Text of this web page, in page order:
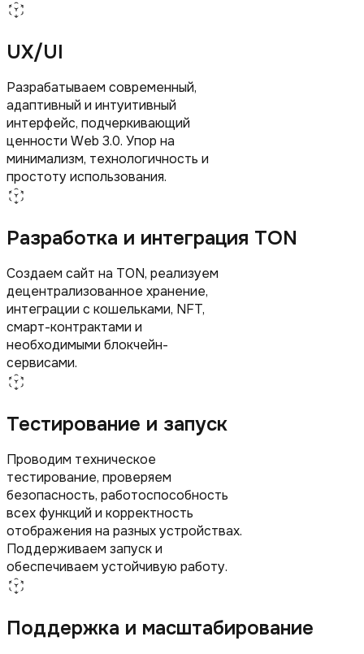
UX/UI
Разрабатываем современный,
адаптивный и интуитивный
интерфейс, подчеркивающий
ценности Web 3.0. Упор на
минимализм, технологичность и
простоту использования.
Разработка и интеграция TON
Создаем сайт на TON, реализуем
децентрализованное хранение,
интеграции с кошельками, NFT,
смарт-контрактами и
необходимыми блокчейн-
сервисами.
Тестирование и запуск
Проводим техническое
тестирование, проверяем
безопасность, работоспособность
всех функций и корректность
отображения на разных устройствах.
Поддерживаем запуск и
обеспечиваем устойчивую работу.
Поддержка и масштабирование